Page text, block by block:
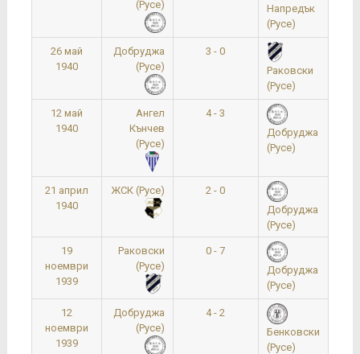
(Русе)
Напредък
(Русе)
26 май
1940
Добруджа
(Русе)
3 - 0
Раковски
(Русе)
12 май
1940
Ангел
Кънчев
(Русе)
4 - 3
Добруджа
(Русе)
21 април
1940
ЖСК (Русе)
2 - 0
Добруджа
(Русе)
19
ноември
1939
Раковски
(Русе)
0 - 7
Добруджа
(Русе)
12
ноември
1939
Добруджа
(Русе)
4 - 2
Бенковски
(Русе)